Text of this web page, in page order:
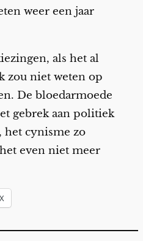
weer een jaar
als het al
zou niet weten op
De bloedarmoede
gebrek aan politiek
het cynisme zo
even niet meer
X